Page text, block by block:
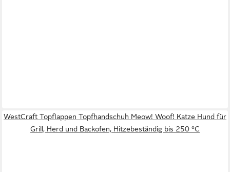
WestCraft Topflappen Topfhandschuh Meow! Woof! Katze Hund für
Grill, Herd und Backofen, Hitzebeständig bis 250 °C